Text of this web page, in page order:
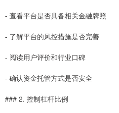
- 查看平台是否具备相关金融牌照
- 了解平台的风控措施是否完善
- 阅读用户评价和行业口碑
- 确认资金托管方式是否安全
### 2. 控制杠杆比例